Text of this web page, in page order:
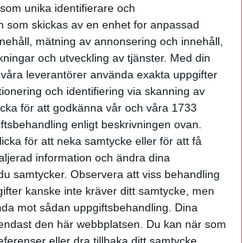
unika identifierare och
som skickas av en enhet for anpassad
mätning av annonsering och innehåll,
och utveckling av tjänster. Med din
leverantörer använda exakta uppgifter
och identifiering via skanning av
för att godkänna vår och våra 1733
enligt beskrivningen ovan.
för att neka samtycke eller för att få
information och ändra dina
samtycker. Observera att viss behandling
kanske inte kräver ditt samtycke, men
mot sådan uppgiftsbehandling. Dina
den här webbplatsen. Du kan när som
funnits där för att jag mår bra av det och
gillar att göra men efter loppet åkte vi
kände; Okej, jag kanske kan något jag